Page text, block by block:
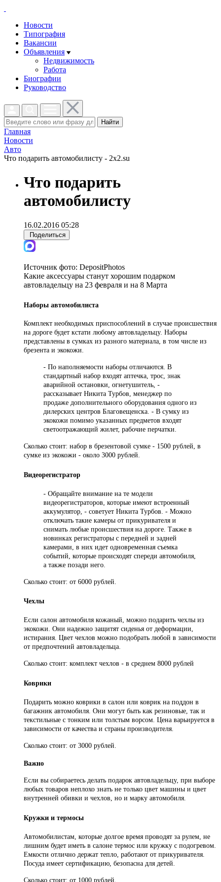
Новости
Типография
Вакансии
Объявления
Недвижимость
Работа
Биографии
Руководство
Найти
Главная
Новости
Авто
Что подарить автомобилисту - 2x2.su
Что подарить
автомобилисту
16.02.2016 05:28
Поделиться
Источник фото: DepositPhotos
Какие аксессуары станут хорошим подарком
автовладельцу на 23 февраля и на 8 Марта
Наборы автомобилиста
Комплект необходимых приспособлений в случае происшествия
на дороге будет кстати любому автовладельцу. Наборы
представлены в сумках из разного материала, в том числе из
брезента и экокожи.
- По наполняемости наборы отличаются. В
стандартный набор входят аптечка, трос, знак
аварийной остановки, огнетушитель, -
рассказывает Никита Турбов, менеджер по
продаже дополнительного оборудования одного из
дилерских центров Благовещенска. - В сумку из
экокожи помимо указанных предметов входят
светоотражающий жилет, рабочие перчатки.
Сколько стоит: набор в брезентовой сумке - 1500 рублей, в
сумке из экокожи - около 3000 рублей.
Видеорегистратор
- Обращайте внимание на те модели
видеорегистраторов, которые имеют встроенный
аккумулятор, - советует Никита Турбов. - Можно
отключать такие камеры от прикуривателя и
снимать любые происшествия на дороге. Также в
новинках регистраторы с передней и задней
камерами, в них идет одновременная съемка
событий, которые происходят спереди автомобиля,
а также позади него.
Сколько стоит: от 6000 рублей.
Чехлы
Если салон автомобиля кожаный, можно подарить чехлы из
экокожи. Они надежно защитят сиденья от деформации,
истирания. Цвет чехлов можно подобрать любой в зависимости
от предпочтений автовладельца.
Сколько стоит: комплект чехлов - в среднем 8000 рублей
Коврики
Подарить можно коврики в салон или коврик на поддон в
багажник автомобиля. Они могут быть как резиновые, так и
текстильные с тонким или толстым ворсом. Цена варьируется в
зависимости от качества и страны производителя.
Сколько стоит: от 3000 рублей.
Важно
Если вы собираетесь делать подарок автовладельцу, при выборе
любых товаров неплохо знать не только цвет машины и цвет
внутренней обивки и чехлов, но и марку автомобиля.
Кружки и термосы
Автомобилистам, которые долгое время проводят за рулем, не
лишним будет иметь в салоне термос или кружку с подогревом.
Емкости отлично держат тепло, работают от прикуривателя.
Посуда имеет сертификацию, безопасна для детей.
Сколько стоит: от 1000 рублей.